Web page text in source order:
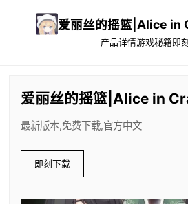
爱丽丝的摇篮|Alice in
产品详情游戏秘籍 即
爱丽丝的摇篮|Alice in
最新版本,免费下载,官方中文
即刻下载